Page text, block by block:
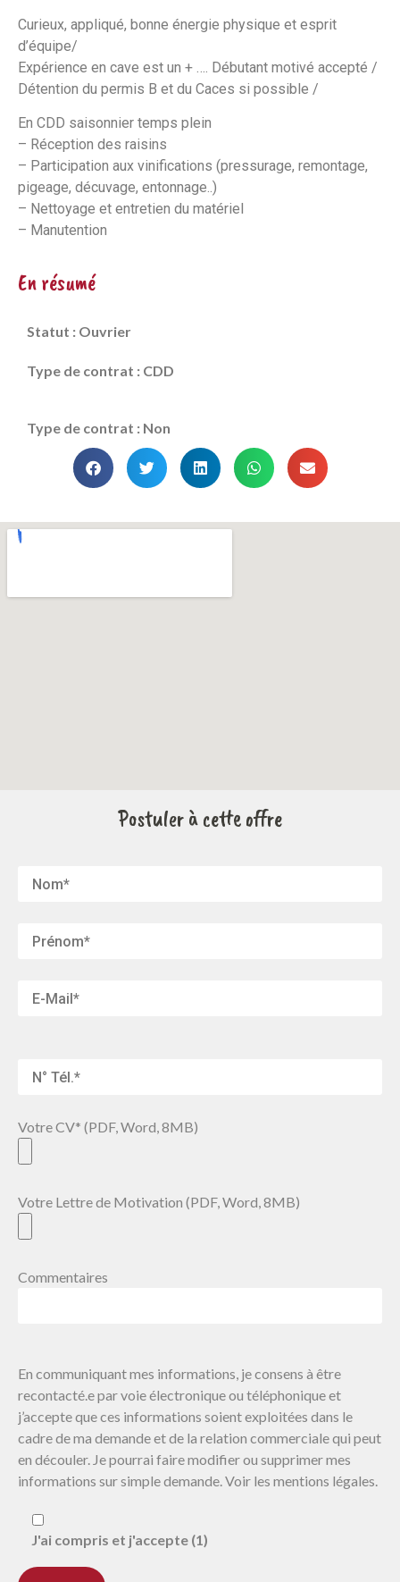
Curieux, appliqué, bonne énergie physique et esprit
d’équipe/
Expérience en cave est un + …. Débutant motivé accepté /
Détention du permis B et du Caces si possible /
En CDD saisonnier temps plein
– Réception des raisins
– Participation aux vinifications (pressurage, remontage,
pigeage, décuvage, entonnage..)
– Nettoyage et entretien du matériel
– Manutention
En résumé
Statut : Ouvrier
Type de contrat : CDD
Type de contrat : Non
Postuler à cette offre
Votre CV* (PDF, Word, 8MB)
Votre Lettre de Motivation (PDF, Word, 8MB)
Commentaires
En communiquant mes informations, je consens à être
recontacté.e par voie électronique ou téléphonique et
j’accepte que ces informations soient exploitées dans le
cadre de ma demande et de la relation commerciale qui peut
en découler. Je pourrai faire modifier ou supprimer mes
informations sur simple demande. Voir les mentions légales.
J'ai compris et j'accepte (1)